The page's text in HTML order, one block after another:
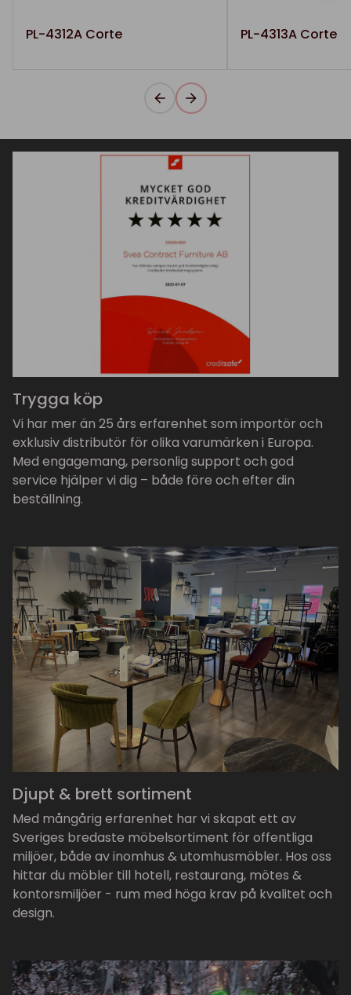
PL-4312A Corte PL-4313A Corte
Trygga köp
Vi har mer än 25 års erfarenhet som importör och
exklusiv distributör för olika varumärken i Europa.
Med engagemang, personlig support och god
service hjälper vi dig – både före och efter din
beställning.
Djupt & brett sortiment
Med mångårig erfarenhet har vi skapat ett av
Sveriges bredaste möbelsortiment för offentliga
miljöer, både av inomhus & utomhusmöbler. Hos oss
hittar du möbler till hotell, restaurang, mötes &
kontorsmiljöer - rum med höga krav på kvalitet och
design.